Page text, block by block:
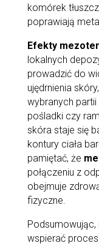
komórek
poprawiają
Efekty
lokalnych
prowadzić do
ujędrnienia
wybranych partii
pośladki czy
skóra staje się
kontury ciała
pamiętać, że
połączeniu z
obejmuje
fizyczne.
Podsumowując,
wspierać